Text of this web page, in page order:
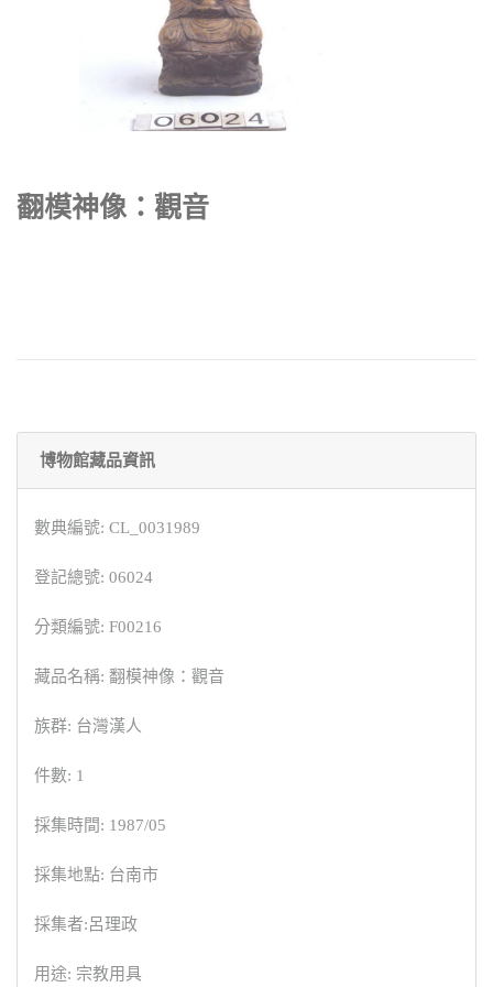
翻模神像：觀音
博物館藏品資訊
數典編號: CL_0031989
登記總號: 06024
分類編號: F00216
藏品名稱: 翻模神像：觀音
族群: 台灣漢人
件數: 1
採集時間: 1987/05
採集地點: 台南市
採集者:呂理政
用途: 宗教用具